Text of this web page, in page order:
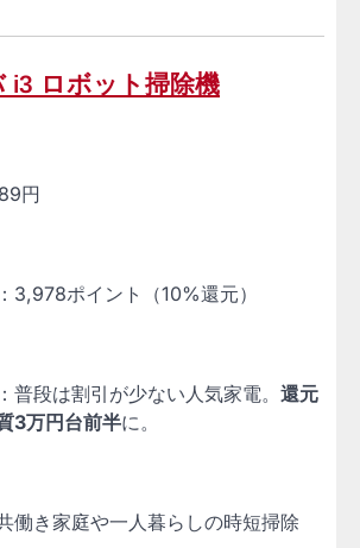
i3 ロボット掃除機
円
：3,978ポイント（10%還元）
：普段は割引が少ない人気家電。 還元
3万円台前半に。
働き家庭や一人暮らしの時短掃除